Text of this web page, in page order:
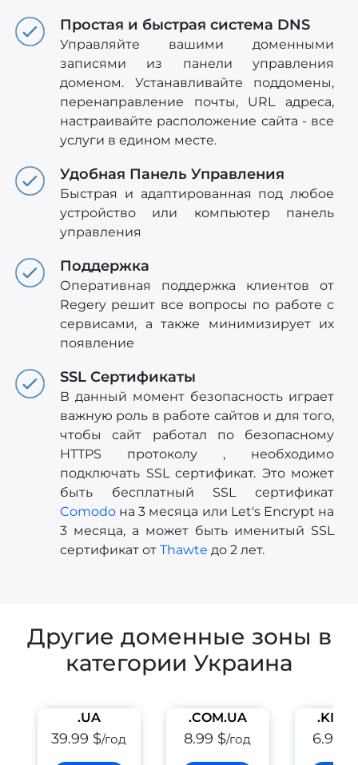
Простая и быстрая система DNS
Управляйте вашими доменными
записями из панели управления
доменом. Устанавливайте поддомены,
перенаправление почты, URL адреса,
настраивайте расположение сайта - все
услуги в едином месте.
Удобная Панель Управления
Быстрая и адаптированная под любое
устройство или компьютер панель
управления
Поддержка
Оперативная поддержка клиентов от
Regery решит все вопросы по работе с
сервисами, а также минимизирует их
появление
SSL Сертификаты
В данный момент безопасность играет
важную роль в работе сайтов и для того,
чтобы сайт работал по безопасному
HTTPS протоколу , необходимо
подключать SSL сертификат. Это может
быть бесплатный SSL сертификат
Comodo на 3 месяца или Let's Encrypt на
3 месяца, а может быть именитый SSL
сертификат от Thawte до 2 лет.
Другие доменные зоны в
категории Украина
.UA
39.99 $/год
.COM.UA
8.99 $/год 6.99 $